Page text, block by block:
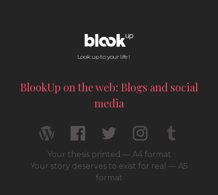
Look up to your life !
BlookUp on the web: Blogs and social
media
Your thesis printed — A4 format
Your story deserves to exist for real — A5
format